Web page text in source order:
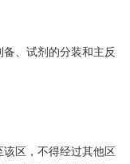
、试剂的分装和主反
区，不得经过其他区